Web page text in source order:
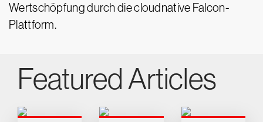
Wertschöpfung durch die cloudnative Falcon-
Plattform.
Featured Articles